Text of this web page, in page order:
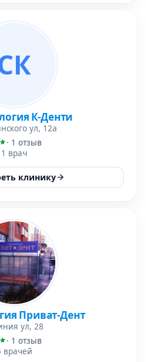
К-Денти
ул, 12а
· 1 отзыв
1 врач
клинику
Приват-Дент
ул, 28
· 1 отзыв
врачей